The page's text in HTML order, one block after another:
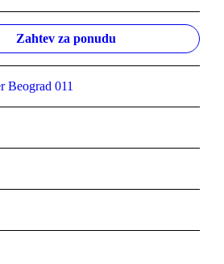
Zahtev za ponudu
Beograd 011